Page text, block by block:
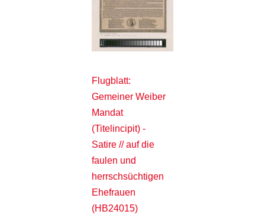
Flugblatt:
Gemeiner Weiber
Mandat
(Titelincipit) -
Satire // auf die
faulen und
herrschsüchtigen
Ehefrauen
(HB24015)